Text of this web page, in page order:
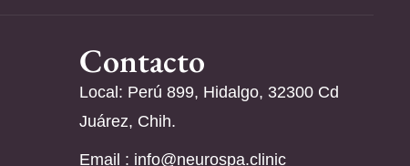
Contacto
Local: Perú 899, Hidalgo, 32300 Cd
Juárez, Chih.
Email : info@neurospa.clinic